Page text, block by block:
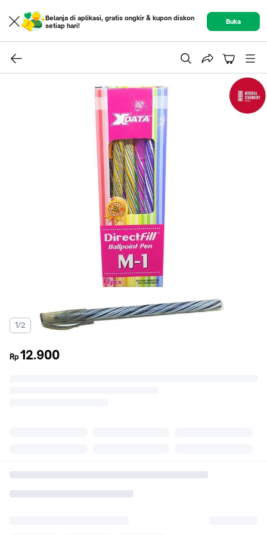
Belanja di aplikasi, gratis ongkir & kupon diskon
setiap hari!
Buka
1/2
Rp12.900